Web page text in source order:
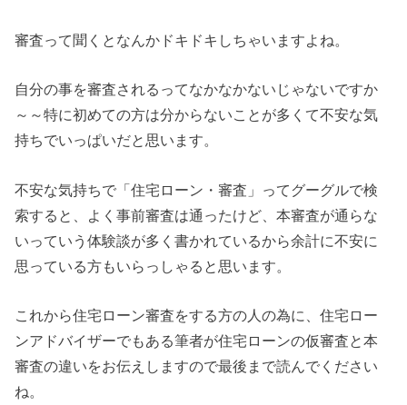
審査って聞くとなんかドキドキしちゃいますよね。
自分の事を審査されるってなかなかないじゃないですか
～～特に初めての方は分からないことが多くて不安な気
持ちでいっぱいだと思います。
不安な気持ちで「住宅ローン・審査」ってグーグルで検
索すると、よく事前審査は通ったけど、本審査が通らな
いっていう体験談が多く書かれているから余計に不安に
思っている方もいらっしゃると思います。
これから住宅ローン審査をする方の人の為に、住宅ロー
ンアドバイザーでもある筆者が住宅ローンの仮審査と本
審査の違いをお伝えしますので最後まで読んでください
ね。